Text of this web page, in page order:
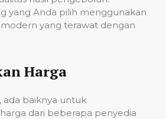
yang Anda pilih menggunakan
yang terawat dengan
Harga
baiknya untuk
dari beberapa penyedia